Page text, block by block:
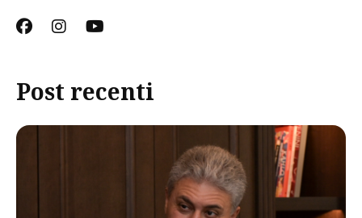
Post recenti